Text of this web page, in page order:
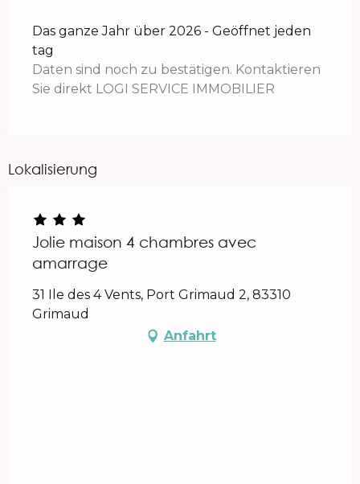
Das ganze Jahr über 2026 - Geöffnet jeden
tag
Daten sind noch zu bestätigen. Kontaktieren
Sie direkt LOGI SERVICE IMMOBILIER
Lokalisierung
Jolie maison 4 chambres avec
amarrage
31 Ile des 4 Vents, Port Grimaud 2, 83310
Grimaud
Anfahrt